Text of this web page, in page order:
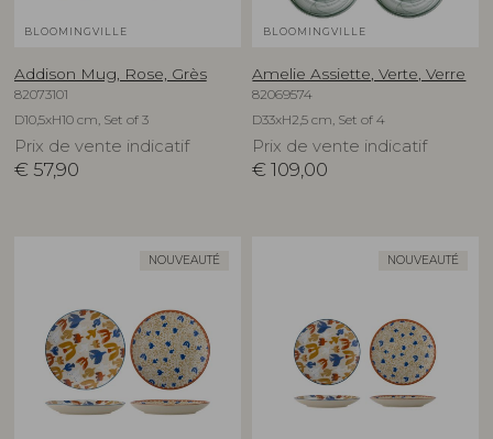
BLOOMINGVILLE
Addison Mug, Rose, Grès
82073101
D10,5xH10 cm, Set of 3
Prix de vente indicatif
€ 57,90
BLOOMINGVILLE
Amelie Assiette, Verte, Verre
82069574
D33xH2,5 cm, Set of 4
Prix de vente indicatif
€ 109,00
NOUVEAUTÉ NOUVEAUTÉ